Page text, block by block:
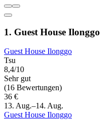
1. Guest House Ilonggo
Guest House Ilonggo
Tsu
8,4/10
Sehr gut
(16 Bewertungen)
36 €
13. Aug.–14. Aug.
Guest House Ilonggo